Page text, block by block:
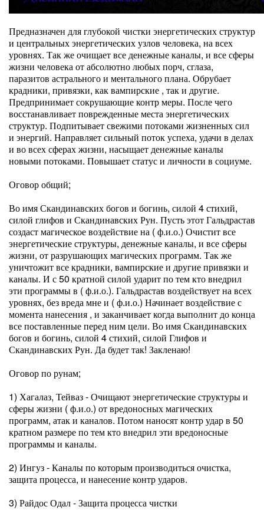
Предназначен для глубокой чистки энергетических структур
и центральных энергетических узлов человека, на всех
уровнях. Так же очищает все денежные каналы, и все сферы
жизни человека от абсолютно любых порч, сглаза,
паразитов астрального и ментального плана. Обрубает
крадники, привязки, как вампирские , так и другие.
Предпринимает сокрушающие контр меры. После чего
восстанавливает поврежденные места энергетических
структур. Подпитывает свежими потоками жизненных сил
и энергий. Направляет сильный поток успеха, удачи в делах
и во всех сферах жизни, насыщает денежные каналы
новыми потоками. Повышает статус и личности в социуме.
Оговор общий;
Во имя Скандинавских богов и богинь, силой 4 стихий,
силой глифов и Скандинавских Рун. Пусть этот Гальдрастав
создаст магическое воздействие на ( ф.и.о.) Очистит все
энергетические структуры, денежные каналы, и все сферы
жизни, от разрушающих магических программ. Так же
уничтожит все крадники, вампирские и другие привязки и
каналы. И с 50 кратной силой ударит по тем кто внедрил
эти программы в ( ф.и.о.). Гальдрастав воздействует на всех
уровнях, без вреда мне и ( ф.и.о.) Начинает воздействие с
момента нанесения , и заканчивает когда выполнит до конца
все поставленные перед ним цели. Во имя Скандинавских
богов и богинь, силой 4 стихий, силой Глифов и
Скандинавских Рун. Да будет так! Закленаю!
Оговор по рунам;
1) Хагалаз, Тейваз - Очищают энергетические структуры и
сферы жизни ( ф.и.о.) от вредоносных магических
программ, атак и каналов. Потом наносят контр удар в 50
кратном размере по тем кто внедрил эти вредоносные
программы и каналы.
2) Ингуз - Каналы по которым производиться очистка,
защита процесса, и нанесение контр ударов.
3) Райдос Одал - Защита процесса чистки